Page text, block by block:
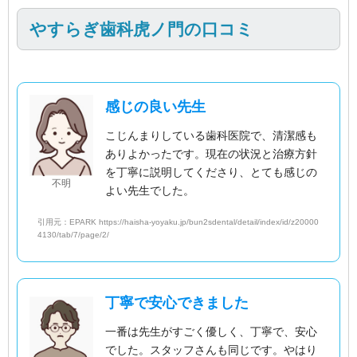
やすらぎ歯科虎ノ門の口コミ
不明
感じの良い先生
こじんまりしている歯科医院で、清潔感も
ありよかったです。現在の状況と治療方針
を丁寧に説明してくださり、とても感じの
よい先生でした。
引用元：EPARK https://haisha-yoyaku.jp/bun2sdental/detail/index/id/z20000
4130/tab/7/page/2/
丁寧で安心できました
一番は先生がすごく優しく、丁寧で、安心
でした。スタッフさんも同じです。やはり